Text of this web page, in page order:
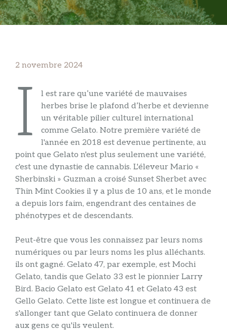
2 novembre 2024
I
l est rare qu’une variété de mauvaises
herbes brise le plafond d’herbe et devienne
un véritable pilier culturel international
comme Gelato. Notre première variété de
l'année en 2018 est devenue pertinente, au
point que Gelato n'est plus seulement une variété,
c'est une dynastie de cannabis. L'éleveur Mario «
Sherbinski » Guzman a croisé Sunset Sherbet avec
Thin Mint Cookies il y a plus de 10 ans, et le monde
a depuis lors faim, engendrant des centaines de
phénotypes et de descendants.
Peut-être que vous les connaissez par leurs noms
numériques ou par leurs noms les plus alléchants.
ils ont gagné. Gelato 47, par exemple, est Mochi
Gelato, tandis que Gelato 33 est le pionnier Larry
Bird. Bacio Gelato est Gelato 41 et Gelato 43 est
Gello Gelato. Cette liste est longue et continuera de
s'allonger tant que Gelato continuera de donner
aux gens ce qu'ils veulent.